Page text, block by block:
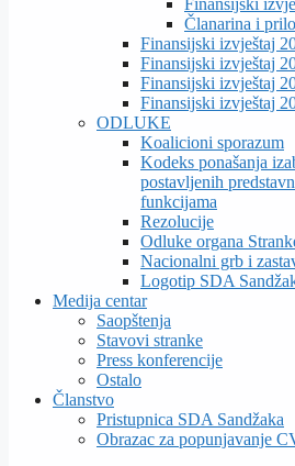
Finansijski
Članarina i
Finansijski izvještaj
Finansijski izvještaj
Finansijski izvještaj
Finansijski izvještaj
ODLUKE
Koalicioni sporazum
Kodeks ponašanja
postavljenih
funkcijama
Rezolucije
Odluke organa
Nacionalni grb i
Logotip SDA
Medija centar
Saopštenja
Stavovi stranke
Press konferencije
Ostalo
Članstvo
Pristupnica SDA Sandžaka
Obrazac za popunjavanje